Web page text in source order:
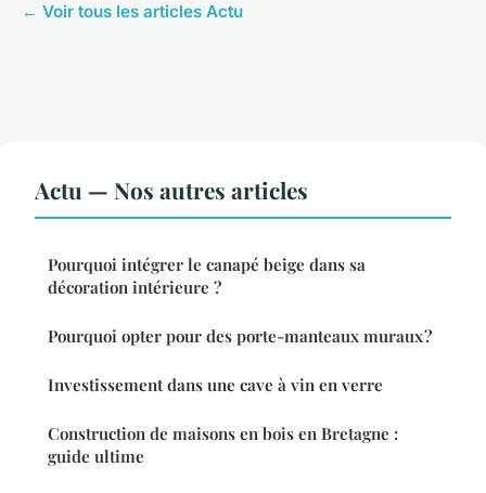
← Voir tous les articles Actu
Actu — Nos autres articles
Pourquoi intégrer le canapé beige dans sa
décoration intérieure ?
Pourquoi opter pour des porte-manteaux muraux ?
Investissement dans une cave à vin en verre
Construction de maisons en bois en Bretagne :
guide ultime